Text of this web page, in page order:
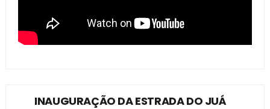
INAUGURAÇÃO DA ESTRADA DO JUÁ